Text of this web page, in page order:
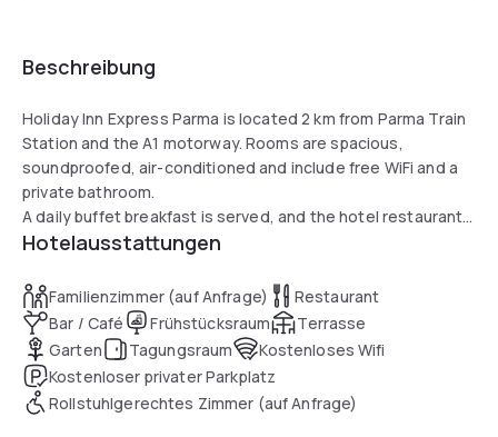
Beschreibung
Holiday Inn Express Parma is located 2 km from Parma Train
Station and the A1 motorway. Rooms are spacious,
soundproofed, air-conditioned and include free WiFi and a
private bathroom.
A daily buffet breakfast is served, and the hotel restaurant
offers regional dishes. Guests benefit from a bar, snack bar,
available 2.5 km away. Pets are welcome. Guests praise the
helpful staff.
Hotelausstattungen
Familienzimmer (auf Anfrage)
Restaurant
Bar / Café
Frühstücksraum
Terrasse
Garten
Tagungsraum
Kostenloses Wifi
Kostenloser privater Parkplatz
Rollstuhlgerechtes Zimmer (auf Anfrage)